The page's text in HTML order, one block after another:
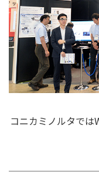
コニカミノルタでは